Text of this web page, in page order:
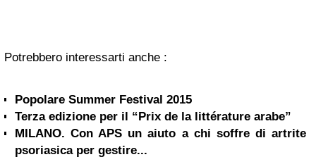
Potrebbero interessarti anche :
Popolare Summer Festival 2015
Terza edizione per il “Prix de la littérature arabe”
MILANO. Con APS un aiuto a chi soffre di artrite
psoriasica per gestire...